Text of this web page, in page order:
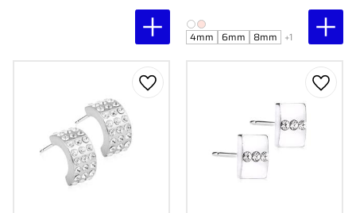
4mm 6mm 8mm +1
Lägg till i favoriter Lägg